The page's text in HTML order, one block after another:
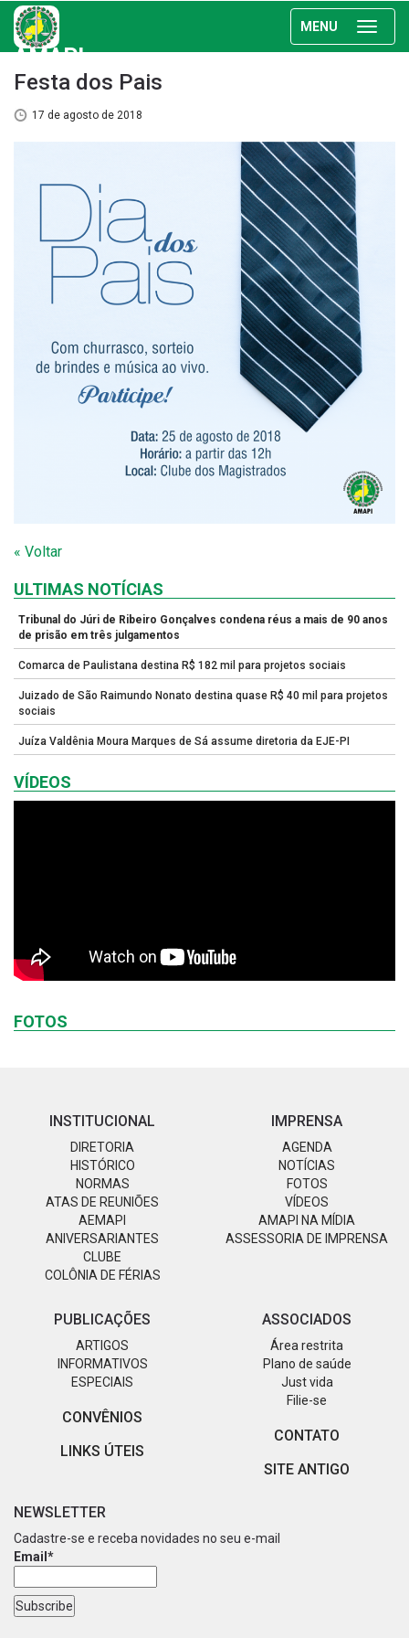
MENU
AMAPI
Festa dos Pais
17 de agosto de 2018
« Voltar
ULTIMAS NOTÍCIAS
Tribunal do Júri de Ribeiro Gonçalves condena réus a mais de 90 anos
de prisão em três julgamentos
Comarca de Paulistana destina R$ 182 mil para projetos sociais
Juizado de São Raimundo Nonato destina quase R$ 40 mil para projetos
sociais
Juíza Valdênia Moura Marques de Sá assume diretoria da EJE-PI
VÍDEOS
FOTOS
INSTITUCIONAL
DIRETORIA
HISTÓRICO
NORMAS
ATAS DE REUNIÕES
AEMAPI
ANIVERSARIANTES
CLUBE
COLÔNIA DE FÉRIAS
IMPRENSA
AGENDA
NOTÍCIAS
FOTOS
VÍDEOS
AMAPI NA MÍDIA
ASSESSORIA DE IMPRENSA
PUBLICAÇÕES
ARTIGOS
INFORMATIVOS
ESPECIAIS
CONVÊNIOS
LINKS ÚTEIS
ASSOCIADOS
Área restrita
Plano de saúde
Just vida
Filie-se
CONTATO
SITE ANTIGO
NEWSLETTER
Cadastre-se e receba novidades no seu e-mail
Email*